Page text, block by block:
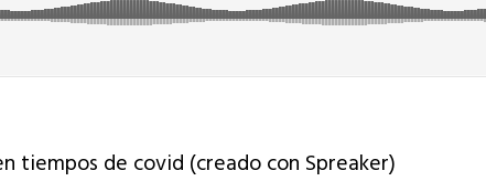
tiempos de covid (creado con Spreaker)